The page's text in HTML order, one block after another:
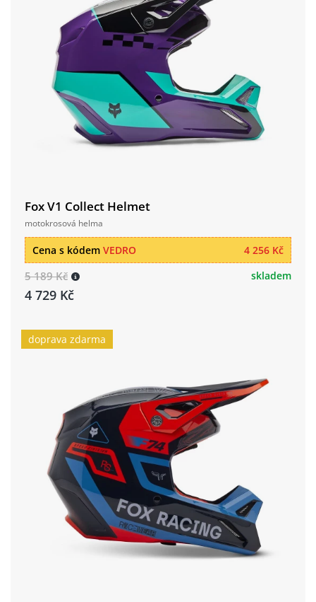
Fox V1 Collect Helmet
motokrosová helma
4 256 Kč
Cena s kódem VEDRO
5 189 Kč
4 729 Kč
skladem
doprava zdarma